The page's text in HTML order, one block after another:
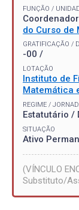
FUNÇÃO /
do Curso de
GRATIFICAÇÃO /
-00 /
LOTAÇÃO
Instituto de
Matemática
REGIME /
Estatutário /
SITUAÇÃO
Ativo
(VÍNCULO
Substituto/